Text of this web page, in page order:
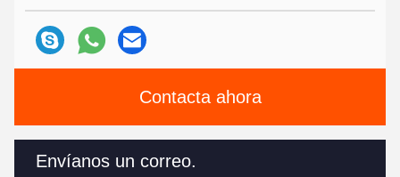
Contacta ahora
Envíanos un correo.